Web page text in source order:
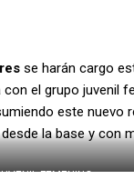
se harán cargo
con el grupo juvenil
este
la base y con
FEMENINO